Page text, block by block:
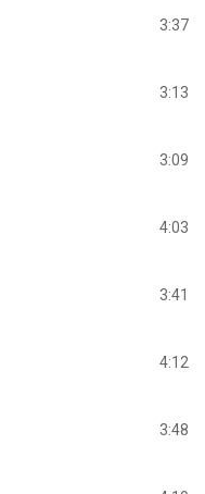
3:37
3:13
3:09
4:03
3:41
4:12
3:48